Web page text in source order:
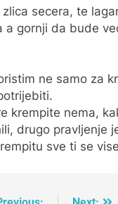
secera, te
gornji da bude
ne samo za
krempite nema,
drugo pravljenje
sve ti se